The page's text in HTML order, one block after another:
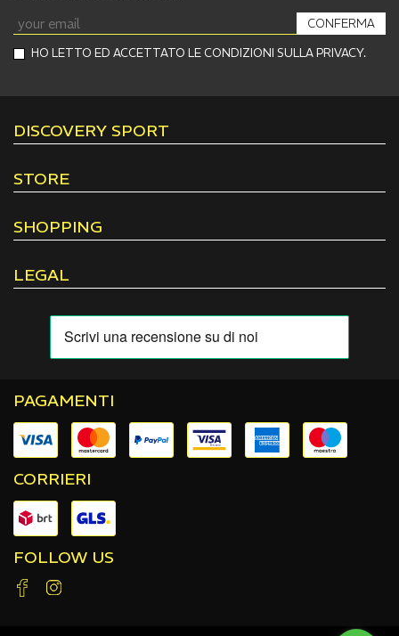
HO LETTO ED ACCETTATO LE CONDIZIONI SULLA PRIVACY.
CONFERMA
DISCOVERY SPORT
STORE
SHOPPING
LEGAL
PAGAMENTI
CORRIERI
FOLLOW US